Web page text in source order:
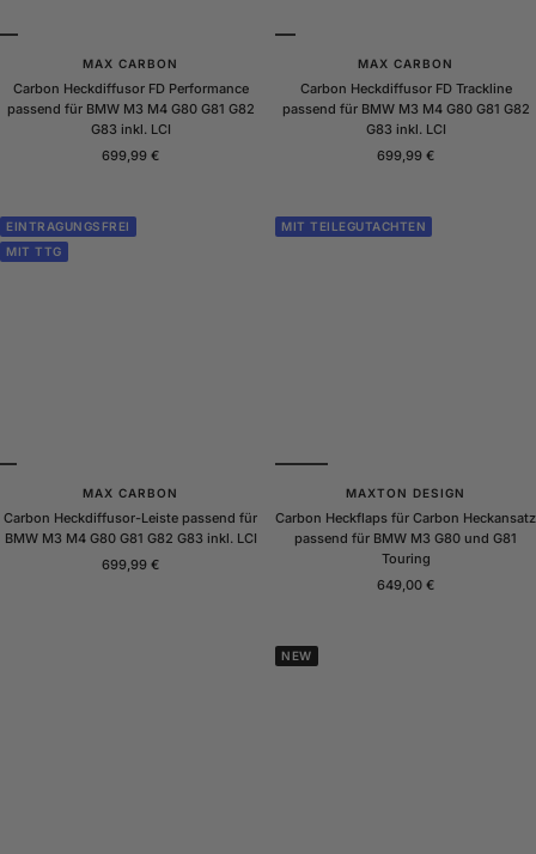
MAX CARBON
Carbon Heckdiffusor FD Performance
passend für BMW M3 M4 G80 G81 G82
G83 inkl. LCI
Angebotspreis
699,99 €
MAX CARBON
Carbon Heckdiffusor FD Trackline
passend für BMW M3 M4 G80 G81 G82
G83 inkl. LCI
Angebotspreis
699,99 €
EINTRAGUNGSFREI
MIT TTG
MAX CARBON
Carbon Heckdiffusor-Leiste passend für
BMW M3 M4 G80 G81 G82 G83 inkl. LCI
Angebotspreis
699,99 €
MIT TEILEGUTACHTEN
MAXTON DESIGN
Carbon Heckflaps für Carbon Heckansatz
passend für BMW M3 G80 und G81
Touring
Angebotspreis
649,00 €
NEW